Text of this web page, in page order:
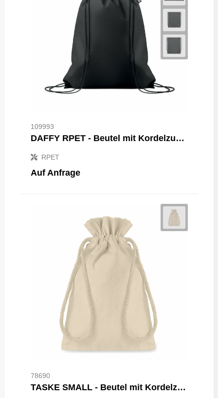
109993
DAFFY RPET - Beutel mit Kordelzug Non Woven
RPET
Auf Anfrage
78690
TASKE SMALL - Beutel mit Kordelzug S